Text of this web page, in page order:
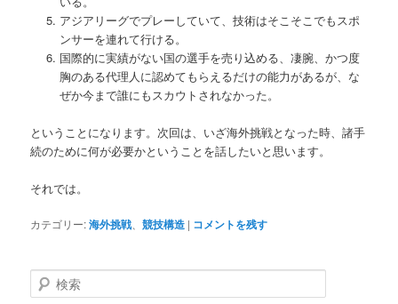
アジアリーグでプレーしていて、技術はそこそこでもスポ
ンサーを連れて行ける。
国際的に実績がない国の選手を売り込める、凄腕、かつ度
胸のある代理人に認めてもらえるだけの能力があるが、な
ぜか今まで誰にもスカウトされなかった。
ということになります。次回は、いざ海外挑戦となった時、諸手
続のために何が必要かということを話したいと思います。
それでは。
カテゴリー:海外挑戦 、競技構造 | コメントを残す
検
索